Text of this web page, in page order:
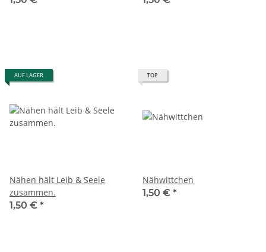
AUF LAGER
Nähen hält Leib & Seele
zusammen.
1,50 € *
TOP
Nähwittchen
1,50 € *